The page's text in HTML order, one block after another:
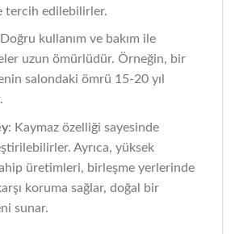
tercih edilebilirler.
kullanım ve bakım ile
uzun ömürlüdür. Örneğin, bir
salondaki ömrü 15-20 yıl
: Kaymaz özelliği sayesinde
Ayrıca, yüksek
üretimleri, birleşme yerlerinde
koruma sağlar, doğal bir
sunar.